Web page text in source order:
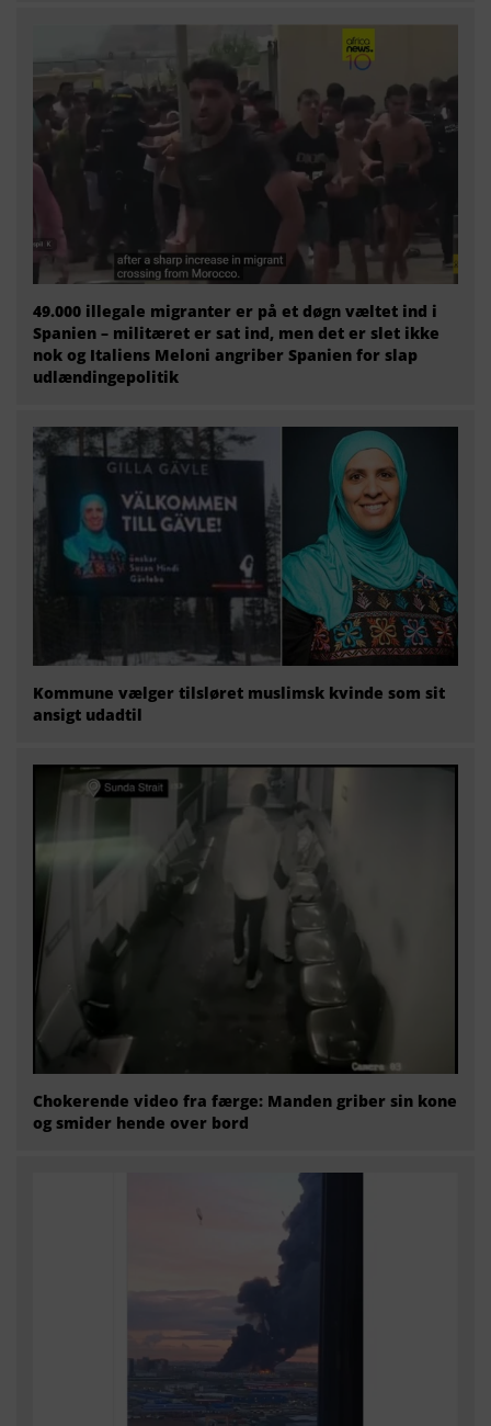
49.000 illegale migranter er på et døgn væltet ind i
Spanien – militæret er sat ind, men det er slet ikke
nok og Italiens Meloni angriber Spanien for slap
udlændingepolitik
Kommune vælger tilsløret muslimsk kvinde som sit
ansigt udadtil
Chokerende video fra færge: Manden griber sin kone
og smider hende over bord